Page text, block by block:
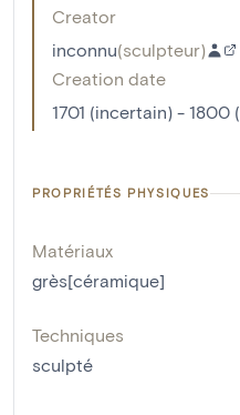
Creator
inconnu(sculpteur)
Creation date
1701 (incertain) - 1800
PROPRIÉTÉS PHYSIQUES
Matériaux
grès[céramique]
Techniques
sculpté